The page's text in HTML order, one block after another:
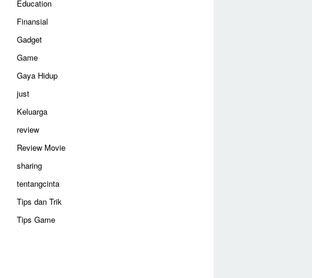
Education
Finansial
Gadget
Game
Gaya Hidup
just
Keluarga
review
Review Movie
sharing
tentangcinta
Tips dan Trik
Tips Game